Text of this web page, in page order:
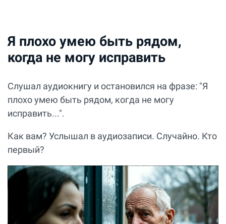
Я плохо умею быть рядом,
когда не могу исправить
Слушал аудиокнигу и остановился на фразе: "Я
плохо умею быть рядом, когда не могу
исправить...".
Как вам? Услышал в аудиозаписи. Случайно. Кто
первый?